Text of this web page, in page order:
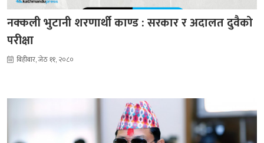
नक्कली भुटानी शरणार्थी काण्ड : सरकार र अदालत दुवैको
परीक्षा
बिहीबार, जेठ ११, २०८०